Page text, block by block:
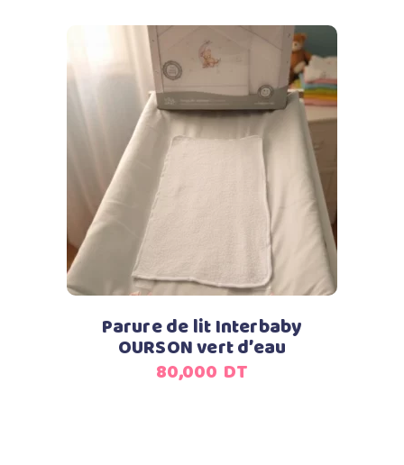
Ajouter au panier
Parure de lit Interbaby
OURSON vert d’eau
80,000 DT